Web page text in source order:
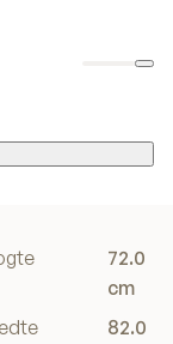
72.0
cm
82.0